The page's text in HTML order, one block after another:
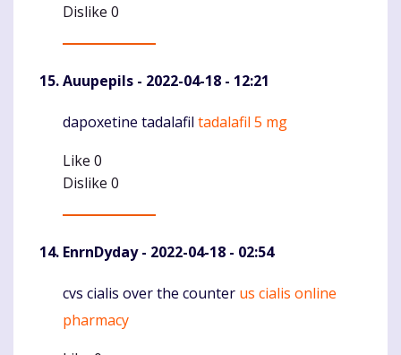
Dislike 0
Auupepils - 2022-04-18 - 12:21
Komentaras
dapoxetine tadalafil tadalafil 5 mg
Like 0
Dislike 0
EnrnDyday- 2022-04-18 - 02:54
Komentaras
cvs cialis over the counter us cialis online
pharmacy